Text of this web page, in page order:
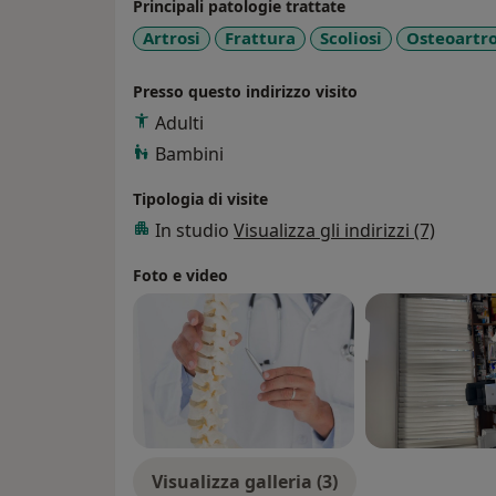
Perfezionato sulla traumatologia sportiva,
presso centri di riferimento.
Principali patologie trattate
Artrosi Frattura Scoliosi
Presso questo indirizzo visito
Adulti
Bambini
Tipologia di visite
In studio Visualizza gli indirizzi (7)
Foto e video
Visualizza galleria (3)